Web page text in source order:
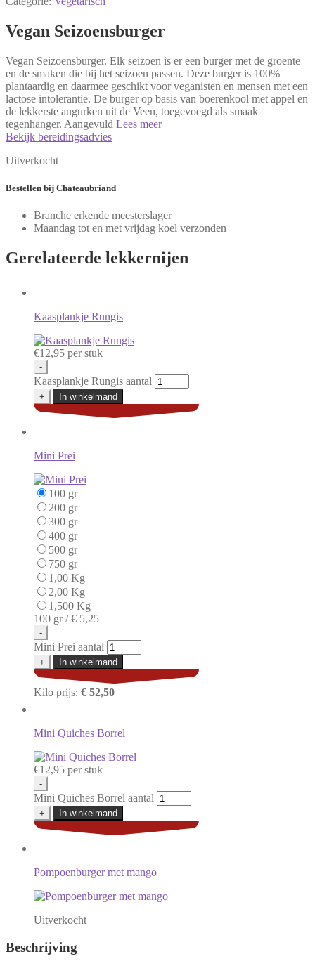
Vegan Seizoensburger
Vegan Seizoensburger. Elk seizoen is er een burger met de groente
en de smaken die bij het seizoen passen. Deze burger is 100%
plantaardig en daarmee geschikt voor veganisten en mensen met een
lactose intolerantie. De burger op basis van boerenkool met appel en
de lekkerste augurken uit de Veen, toegevoegd als smaak
tegenhanger. Aangevuld Lees meer
Bekijk bereidingsadvies
Uitverkocht
Bestellen bij Chateaubriand
Branche erkende meesterslager
Maandag tot en met vrijdag koel verzonden
Gerelateerde lekkernijen
Kaasplankje Rungis
€12,95 per stuk
-
Kaasplankje Rungis aantal
+ In winkelmand
Mini Prei
100 gr
200 gr
300 gr
400 gr
500 gr
750 gr
1,00 Kg
2,00 Kg
1,500 Kg
100 gr /€ 5,25
-
Mini Prei aantal
+ In winkelmand
Kilo prijs: € 52,50
Mini Quiches Borrel
€12,95 per stuk
-
Mini Quiches Borrel aantal
+ In winkelmand
Pompoenburger met mango
Uitverkocht
Beschrijving